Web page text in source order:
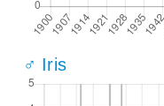
♂ Iris